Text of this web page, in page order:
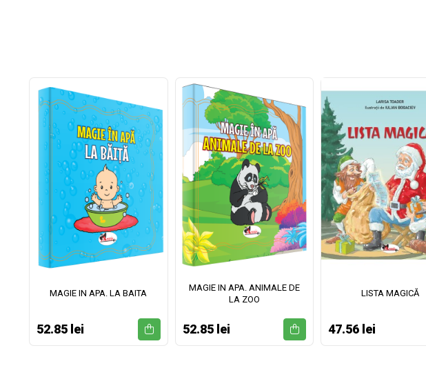
MAGIE IN APA. LA BAITA
52.85 lei
MAGIE IN APA. ANIMALE DE
LA ZOO
52.85 lei
LISTA MAGICĂ
47.56 lei